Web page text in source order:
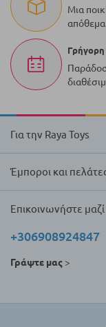
Μια
απόθεμα
Γρήγορη
Για την Raya Toys
Έμποροι και
Επικοινωνήστε
+306908924847
Γράψτε μας >